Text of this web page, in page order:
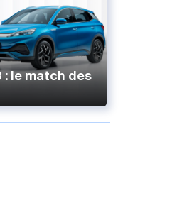
: le match des